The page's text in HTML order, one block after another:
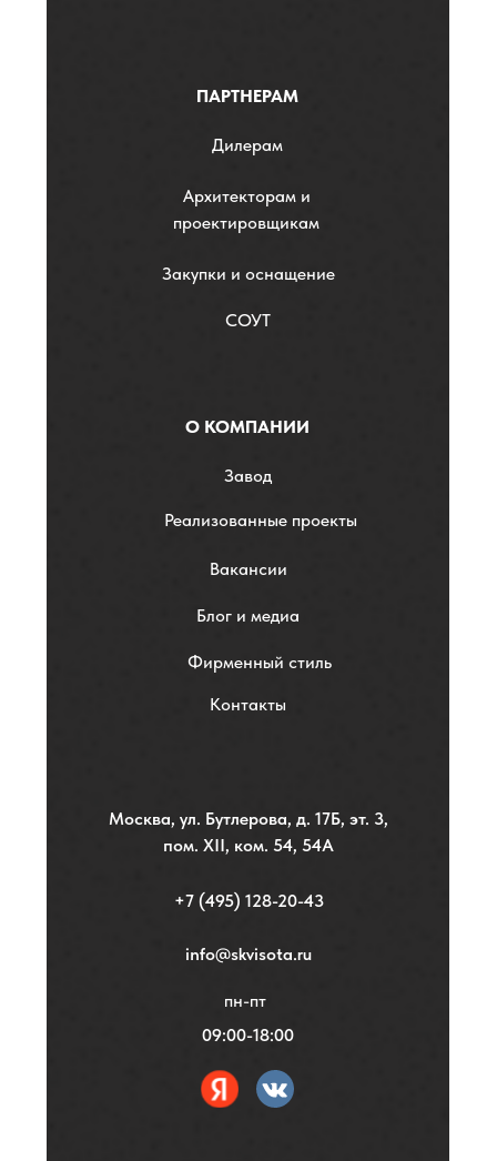
ПАРТНЕРАМ
Архитекторам и
проектировщикам
Дилерам
Закупки и оснащение
СОУТ
О КОМПАНИИ
Завод
Реализованные проекты
Вакансии
Блог и медиа
Фирменный стиль
Контакты
+7 (495) 128-20-43
info@skvisota.ru
Москва, ул. Бутлерова, д. 17Б, эт. 3,
пом. XII, ком. 54, 54А
пн-пт
09:00-18:00